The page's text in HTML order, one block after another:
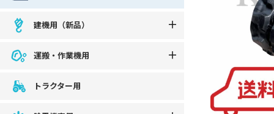
建機用（新品）
運搬・作業機用
トラクター用